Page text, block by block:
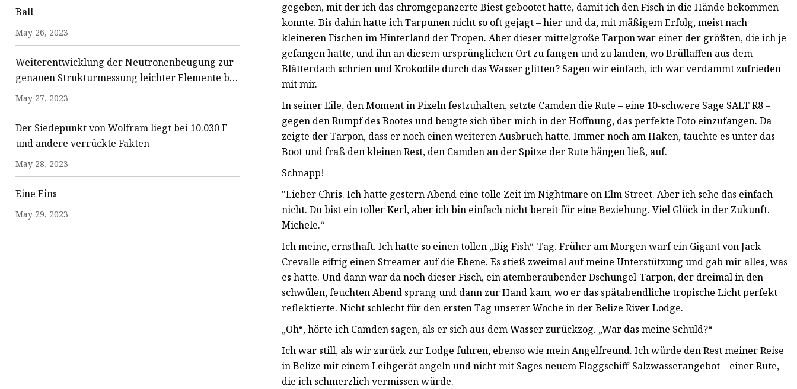
Ball
May 26, 2023
Weiterentwicklung der Neutronenbeugung zur
genauen Strukturmessung leichter Elemente bei
Drücken im Megabar-Bereich
May 27, 2023
Der Siedepunkt von Wolfram liegt bei 10.030 F
und andere verrückte Fakten
May 28, 2023
Eine Eins
May 29, 2023
gegeben, mit der ich das chromgepanzerte Biest gebootet hatte, damit ich den Fisch in die Hände bekommen
konnte. Bis dahin hatte ich Tarpunen nicht so oft gejagt – hier und da, mit mäßigem Erfolg, meist nach
kleineren Fischen im Hinterland der Tropen. Aber dieser mittelgroße Tarpon war einer der größten, die ich je
gefangen hatte, und ihn an diesem ursprünglichen Ort zu fangen und zu landen, wo Brüllaffen aus dem
Blätterdach schrien und Krokodile durch das Wasser glitten? Sagen wir einfach, ich war verdammt zufrieden
mit mir.
In seiner Eile, den Moment in Pixeln festzuhalten, setzte Camden die Rute – eine 10-schwere Sage SALT R8 –
gegen den Rumpf des Bootes und beugte sich über mich in der Hoffnung, das perfekte Foto einzufangen. Da
zeigte der Tarpon, dass er noch einen weiteren Ausbruch hatte. Immer noch am Haken, tauchte es unter das
Boot und fraß den kleinen Rest, den Camden an der Spitze der Rute hängen ließ, auf.
Schnapp!
"Lieber Chris. Ich hatte gestern Abend eine tolle Zeit im Nightmare on Elm Street. Aber ich sehe das einfach
nicht. Du bist ein toller Kerl, aber ich bin einfach nicht bereit für eine Beziehung. Viel Glück in der Zukunft.
Michele.“
Ich meine, ernsthaft. Ich hatte so einen tollen „Big Fish“-Tag. Früher am Morgen warf ein Gigant von Jack
Crevalle eifrig einen Streamer auf die Ebene. Es stieß zweimal auf meine Unterstützung und gab mir alles, was
es hatte. Und dann war da noch dieser Fisch, ein atemberaubender Dschungel-Tarpon, der dreimal in den
schwülen, feuchten Abend sprang und dann zur Hand kam, wo er das spätabendliche tropische Licht perfekt
reflektierte. Nicht schlecht für den ersten Tag unserer Woche in der Belize River Lodge.
„Oh“, hörte ich Camden sagen, als er sich aus dem Wasser zurückzog. „War das meine Schuld?“
Ich war still, als wir zurück zur Lodge fuhren, ebenso wie mein Angelfreund. Ich würde den Rest meiner Reise
in Belize mit einem Leihgerät angeln und nicht mit Sages neuem Flaggschiff-Salzwasserangebot – einer Rute,
die ich schmerzlich vermissen würde.